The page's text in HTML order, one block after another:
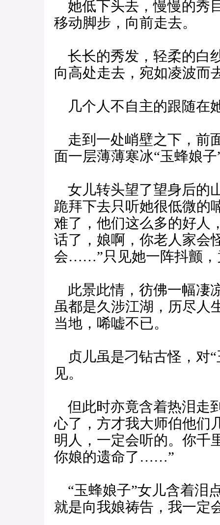
她低下头去，慢慢的秀
移动脚步，向前走去。
长长的秀发，轻柔的白
向高处走去，宛如凌波而
几个人不自主的跟随在
走到一处峭壁之下，前
面一层薄薄寒冰“玉蜂娘子
女儿转头望了望身后的
跪拜下去只听她很低微的
难了，他们这么多的好人
话了，娘啊，你老人家会
会……”只见她一阵抖颤，
此景此情，彷佛一幅凄
虽都是久涉江湖，历尽人
当地，唏嘘不已。
贞儿虽是刁钻古怪，对“
见。
但此时亦竟含着热泪走
心了，方才我大师伯他们
明人，一定会听的。你千
你娘的遗命了……”
“玉蜂娘子”女儿含着泪
就是向我娘祷告，我一定